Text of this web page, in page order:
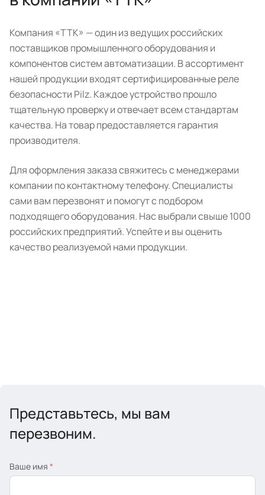
Компания «ТТК» — один из ведущих российских
поставщиков промышленного оборудования и
компонентов систем автоматизации. В ассортимент
нашей продукции входят сертифицированные реле
безопасности Pilz. Каждое устройство прошло
тщательную проверку и отвечает всем стандартам
качества. На товар предоставляется гарантия
производителя.
Для оформления заказа свяжитесь с менеджерами
компании по контактному телефону. Специалисты
сами вам перезвонят и помогут с подбором
подходящего оборудования. Нас выбрали свыше 1000
российских предприятий. Успейте и вы оценить
качество реализуемой нами продукции.
Представьтесь, мы вам
перезвоним.
Ваше имя *